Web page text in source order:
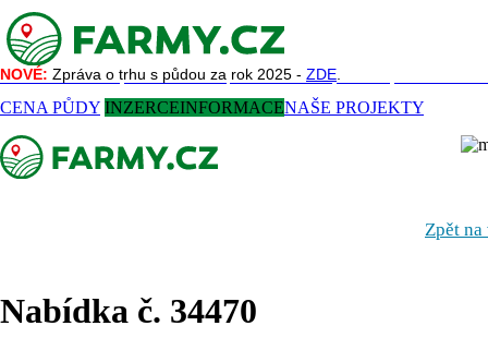
NAŠE SLUŽBY REFERENCE AKTUALITY O NÁS
NOVÉ: Zpráva o trhu s půdou za rok 2025 - ZDE
CENA PŮDY INZERCEINFORMACENAŠE PROJEKTY
NOVÉ: Zpráva o trhu s půdou za rok 2025 - ZDE
Zpět
Nabídka č. 34470